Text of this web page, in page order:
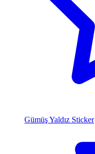
Gümüş Yaldız Sticker